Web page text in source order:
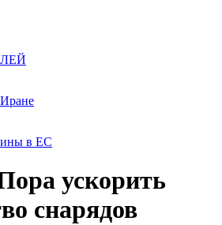
в ЕС
ускорить
снарядов